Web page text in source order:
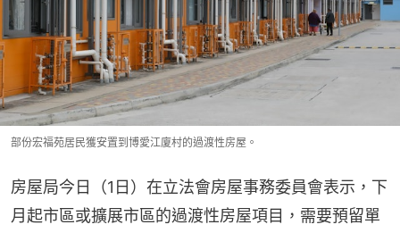
部份宏福苑居民獲安置到博愛江廈村的過渡性房屋。
房屋局今日（1日）在立法會房屋事務委員會表示，下
月起市區或擴展市區的過渡性房屋項目，需要預留單